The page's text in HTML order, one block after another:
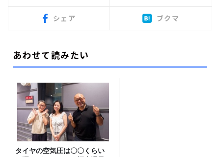
シェア ブクマ
あわせて読みたい
タイヤの空気圧は〇〇くらい